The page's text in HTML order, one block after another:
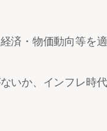
済・物価動向等を
いか、インフレ時